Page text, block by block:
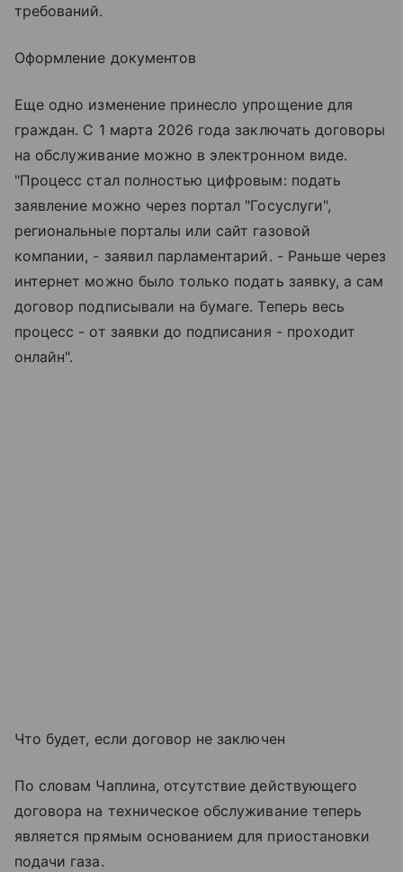
требований.
Оформление документов
Еще одно изменение принесло упрощение для
граждан. С 1 марта 2026 года заключать договоры
на обслуживание можно в электронном виде.
"Процесс стал полностью цифровым: подать
заявление можно через портал "Госуслуги",
региональные порталы или сайт газовой
компании, - заявил парламентарий. - Раньше через
интернет можно было только подать заявку, а сам
договор подписывали на бумаге. Теперь весь
процесс - от заявки до подписания - проходит
онлайн".
Что будет, если договор не заключен
По словам Чаплина, отсутствие действующего
договора на техническое обслуживание теперь
является прямым основанием для приостановки
подачи газа.